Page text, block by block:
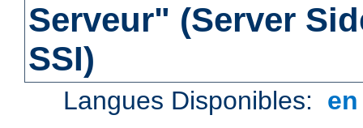
Serveur" (Server
SSI)
Langues Disponibles: